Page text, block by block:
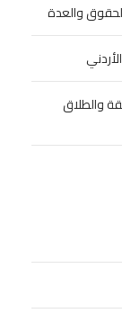
في الأردن 2026 | النفقة والطلاق